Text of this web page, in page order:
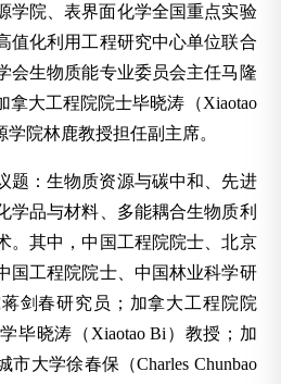
学院、表界面化学全国重点实验
值化利用工程研究中心单位联合
会生物质能专业委员会主任马隆
拿大工程院院士毕晓涛（Xiaotao
院林鹿教授担任副主席。
题：生物质资源与碳中和、先进
学品与材料、多能耦合生物质利
。其中，中国工程院院士、北京
国工程院院士、中国林业科学研
剑春研究员；加拿大工程院院
毕晓涛（Xiaotao Bi）教授；加
大学徐春保（Charles Chunbao